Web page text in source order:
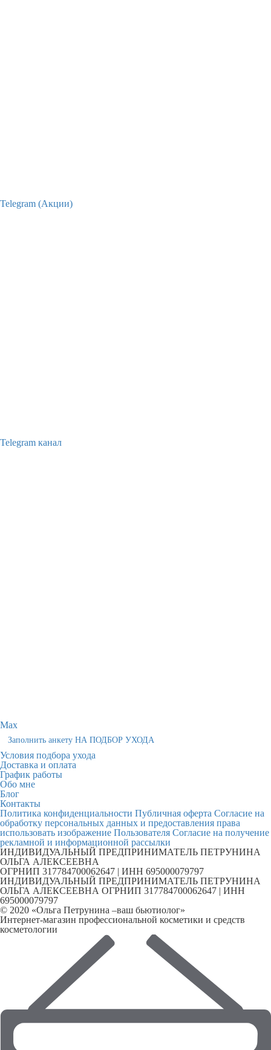
Telegram (Акции)
Telegram канал
Max
Заполнить анкету НА ПОДБОР УХОДА
Условия подбора ухода
Доставка и оплата
График работы
Обо мне
Блог
Контакты
Политика конфиденциальности Публичная оферта Согласие на
обработку персональных данных и предоставления права
использовать изображение Пользователя Согласие на получение
рекламной и информационной рассылки
ИНДИВИДУАЛЬНЫЙ ПРЕДПРИНИМАТЕЛЬ ПЕТРУНИНА
ОЛЬГА АЛЕКСЕЕВНА
ОГРНИП 317784700062647 | ИНН 695000079797
ИНДИВИДУАЛЬНЫЙ ПРЕДПРИНИМАТЕЛЬ ПЕТРУНИНА
ОЛЬГА АЛЕКСЕЕВНА ОГРНИП 317784700062647 | ИНН
695000079797
© 2020 «Ольга Петрунина –ваш бьютиолог»
Интернет-магазин профессиональной косметики и средств
косметологии